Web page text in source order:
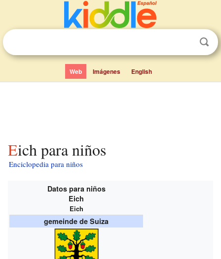
Web Imágenes English
Eich para niños
Enciclopedia para niños
Datos para niños
Eich
Eich
gemeinde de Suiza